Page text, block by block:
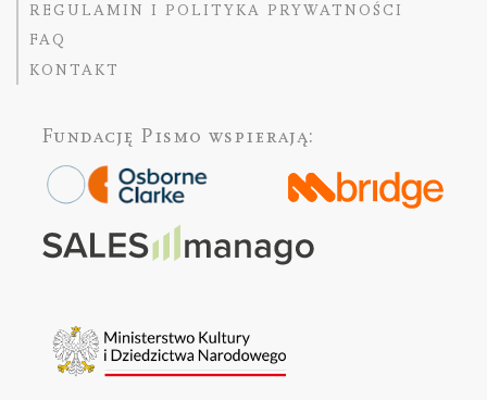
REGULAMIN I POLITYKA PRYWATNOŚCI
FAQ
KONTAKT
Fundację Pismo wspierają: